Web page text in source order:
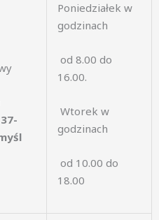
Poniedziałek w
godzinach
od 8.00 do
16.00.
Wtorek w
godzinach
od 10.00 do
18.00